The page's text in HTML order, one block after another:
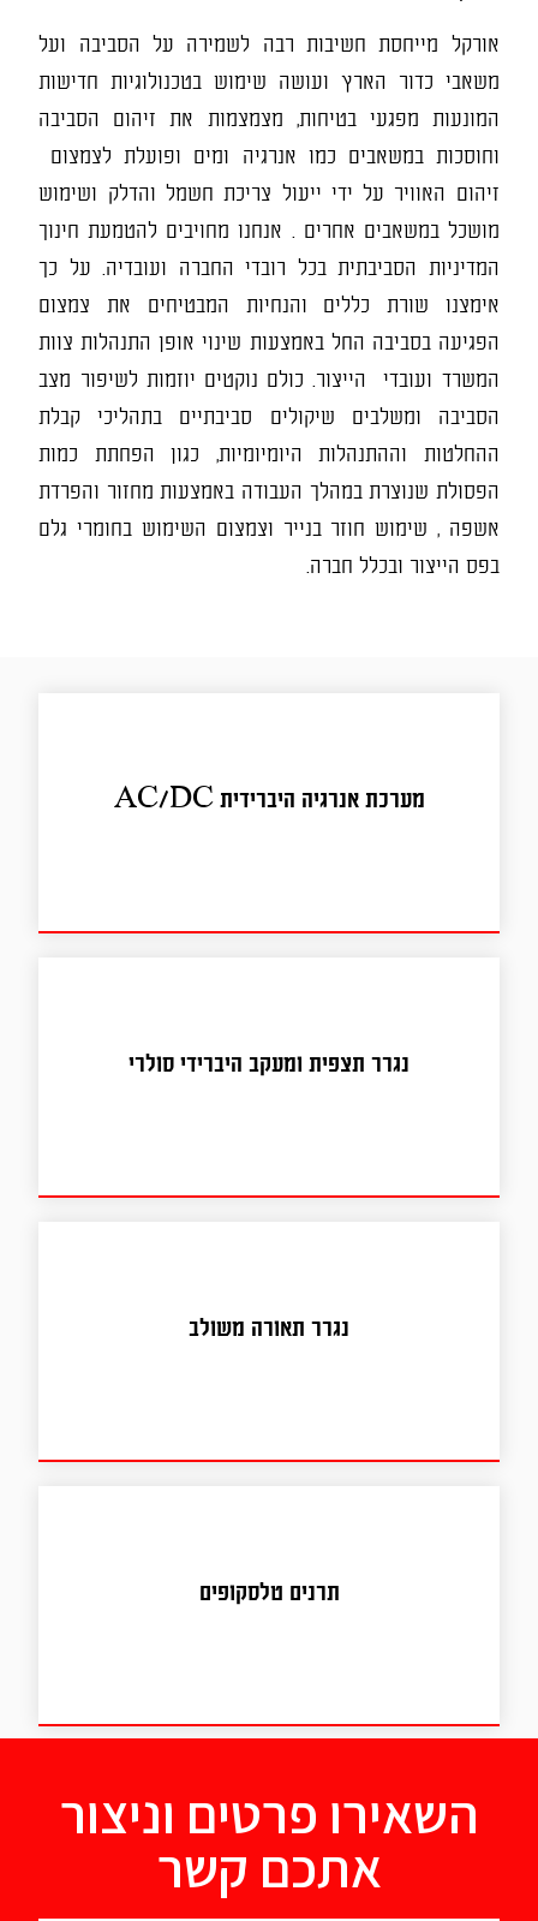
אורקל מייחסת חשיבות רבה לשמירה על הסביבה ועל
משאבי כדור הארץ ועושה שימוש בטכנולוגיות חדישות
המונעות מפגעי בטיחות, מצמצמות את זיהום הסביבה
וחוסכות במשאבים כמו אנרגיה ומים ופועלת לצמצום
זיהום האוויר על ידי ייעול צריכת חשמל והדלק ושימוש
מושכל במשאבים אחרים . אנחנו מחויבים להטמעת חינוך
המדיניות הסביבתית בכל רובדי החברה ועובדיה. על כך
אימצנו שורת כללים והנחיות המבטיחים את צמצום
הפגיעה בסביבה החל באמצעות שינוי אופן התנהלות צוות
המשרד ועובדי הייצור. כולם נוקטים יוזמות לשיפור מצב
הסביבה ומשלבים שיקולים סביבתיים בתהליכי קבלת
ההחלטות וההתנהלות היומיומיות, כגון הפחתת כמות
הפסולת שנוצרת במהלך העבודה באמצעות מחזור והפרדת
אשפה , שימוש חוזר בנייר וצמצום השימוש בחומרי גלם
בפס הייצור ובכלל חברה.
מערכת אנרגיה היברידית AC/DC
מערכת אנרגיה היברידית
AC/DC
נגרר תצפית ומעקב היברידי סולרי
נגרר תצפית ומעקב היברידי
סולרי
נגרר תאורה משולב
נגרר תאורה משולב
תרנים טלסקופים
תרנים טלסקופים
השאירו פרטים וניצור
אתכם קשר